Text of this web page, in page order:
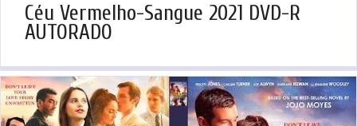
Céu Vermelho-Sangue 2021 DVD-R
AUTORADO